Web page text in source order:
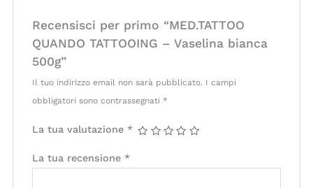
Recensisci per primo “MED.TATTOO
QUANDO TATTOOING – Vaselina bianca
500g”
Il tuo indirizzo email non sarà pubblicato. I campi
obbligatori sono contrassegnati *
La tua valutazione *
La tua recensione *